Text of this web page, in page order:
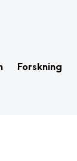
Forskning